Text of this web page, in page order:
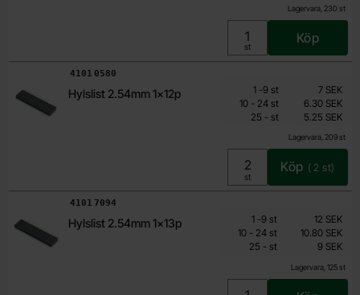
Lagervara, 230 st
Enhet:
st
Köp
Hylslist 2.54mm 1x12p
Art. nr
4101 0580
Lagervara, 209 st
Från
5.25 SEK
Inklusive 25% moms
Enhet:
st
Köp ( 2 st)
Mängdrabatt
Pris /st
1 -till
9 st
7 SEK
10 - till
24 st
6.30 SEK
25 - till
st 5.25 SEK
Hylslist 2.54mm 1x13p
Art. nr
4101 7094
Lagervara, 125 st
Från
9 SEK
Inklusive 25% moms
Mängdrabatt
Pris /st
1 -till
9 st
12 SEK
10 - till
24 st
10.80 SEK
25 - till
st 9 SEK